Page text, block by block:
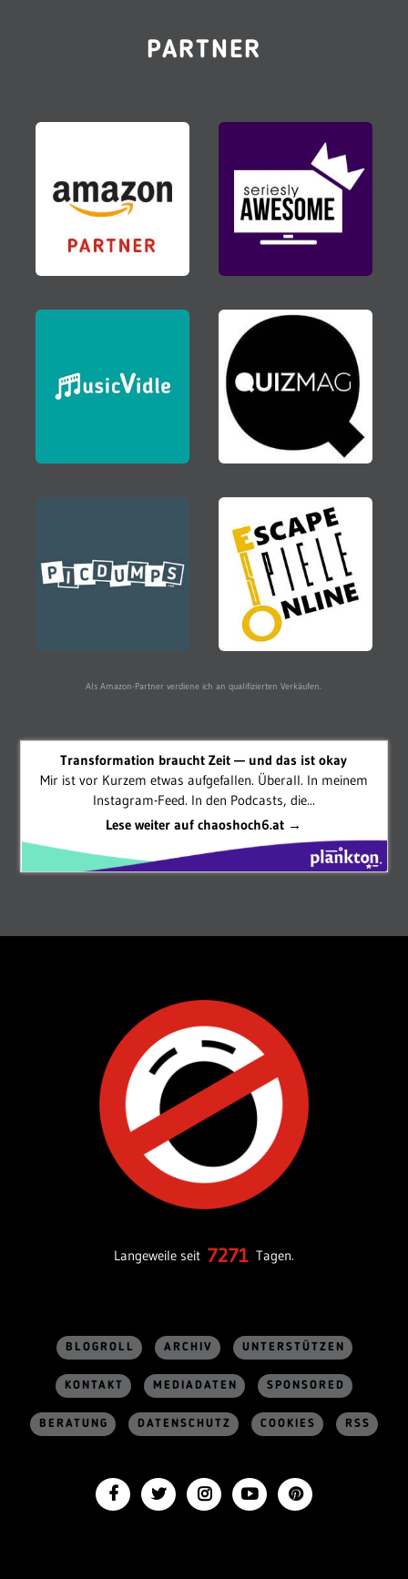
PARTNER
Als Amazon-Partner verdiene ich an qualifizierten Verkäufen.
Transformation braucht Zeit — und das ist okay
Mir ist vor Kurzem etwas aufgefallen. Überall. In meinem
Instagram-Feed. In den Podcasts, die...
Lese weiter auf chaoshoch6.at →
Langeweile seit 7271 Tagen.
BLOGROLL ARCHIV UNTERSTÜTZEN
KONTAKT MEDIADATEN SPONSORED
BERATUNG DATENSCHUTZ COOKIES RSS